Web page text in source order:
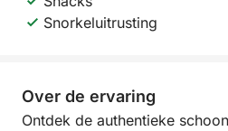
Snorkeluitrusting
Over de ervaring
Ontdek de authentieke